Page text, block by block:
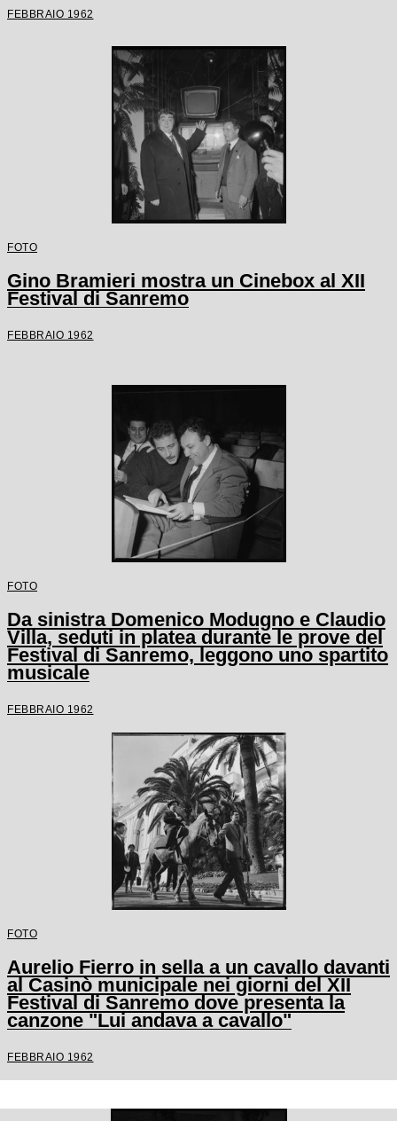
FEBBRAIO 1962
FOTO
Gino Bramieri mostra un Cinebox al XII
Festival di Sanremo
FEBBRAIO 1962
FOTO
Da sinistra Domenico Modugno e Claudio
Villa, seduti in platea durante le prove del
Festival di Sanremo, leggono uno spartito
musicale
FEBBRAIO 1962
FOTO
Aurelio Fierro in sella a un cavallo davanti
al Casinò municipale nei giorni del XII
Festival di Sanremo dove presenta la
canzone "Lui andava a cavallo"
FEBBRAIO 1962